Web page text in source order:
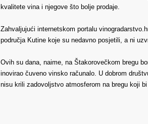
kvalitete vina i njegove što bolje prodaje.
Zahvaljujući internetskom portalu
područja Kutine koje su nedavno posjetili, a ni
Ovih su dana, naime, na Štakorovečkom bregu
inovirao čuveno vinsko računalo. U dobrom
nisu krili zadovoljstvo atmosferom na bregu koji